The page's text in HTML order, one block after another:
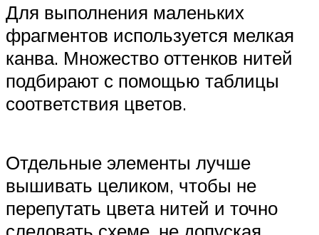
Для выполнения маленьких
фрагментов используется мелкая
канва. Множество оттенков нитей
подбирают с помощью таблицы
соответствия цветов.
Отдельные элементы лучше
вышивать целиком, чтобы не
перепутать цвета нитей и точно